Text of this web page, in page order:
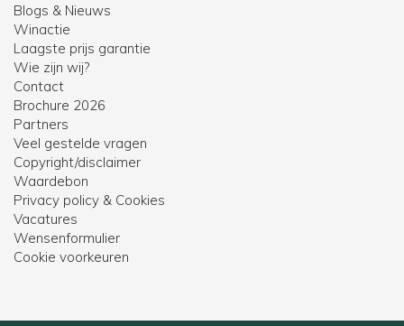
Blogs & Nieuws
Winactie
Laagste prijs garantie
Wie zijn wij?
Contact
Brochure 2026
Partners
Veel gestelde vragen
Copyright/disclaimer
Waardebon
Privacy policy & Cookies
Vacatures
Wensenformulier
Cookie voorkeuren